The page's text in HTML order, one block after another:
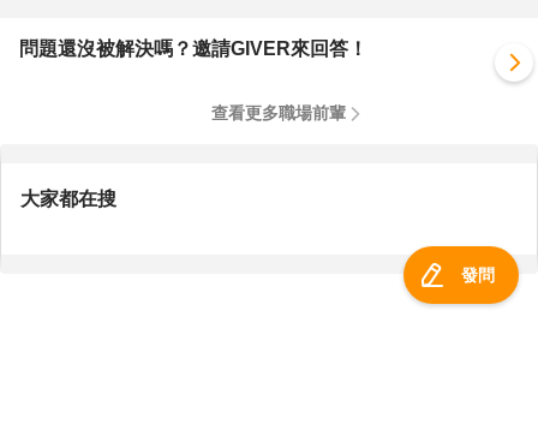
問題還沒被解決嗎？邀請GIVER來回答！
查看更多職場前輩
大家都在搜
發問